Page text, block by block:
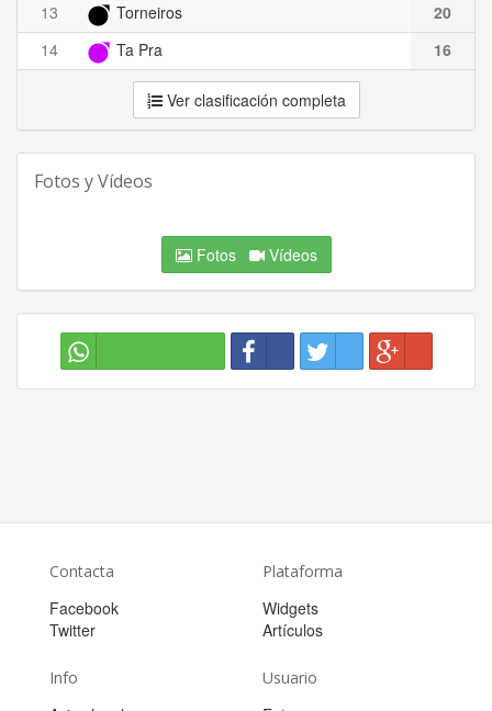
13
Torneiros
20
14
Ta Pra 16
Ver clasificación completa
Fotos y Vídeos
Fotos Vídeos
Contacta
Facebook
Twitter
Plataforma
Widgets
Artículos
Info Usuario